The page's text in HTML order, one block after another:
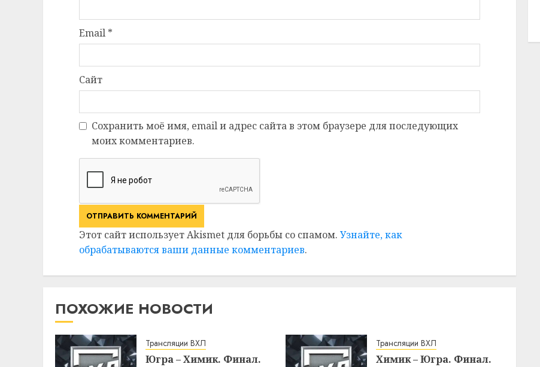
Email *
Сайт
Сохранить моё имя, email и адрес сайта в этом браузере для последующих
моих комментариев.
Этот сайт использует Akismet для борьбы со спамом. Узнайте, как
обрабатываются ваши данные комментариев.
ПОХОЖИЕ НОВОСТИ
Трансляции ВХЛ
Югра – Химик. Финал.
Трансляции ВХЛ
Химик – Югра. Финал.